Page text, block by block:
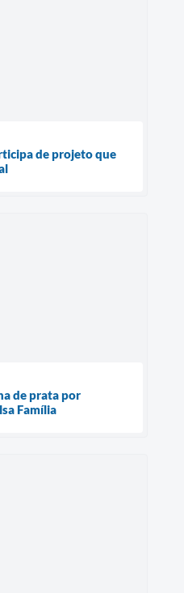
de projeto que
de prata por
Família